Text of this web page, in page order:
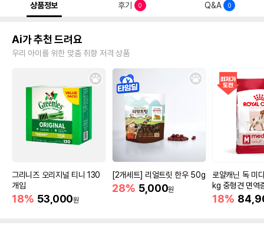
상품정보 후기 0 Q&A 0
Ai가 추천 드려요
우리 아이를 위한 맞춤 취향 저격 상품
그리니즈 오리지널 티니 130
개입
18% 53,000원
[2개세트] 리얼트릿 한우 50g
28% 5,000원
로얄캐닌 독 미
kg 중형견 면역
18%